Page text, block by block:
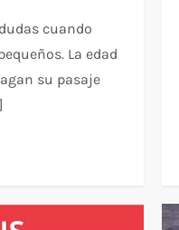
cuando
La edad
su pasaje